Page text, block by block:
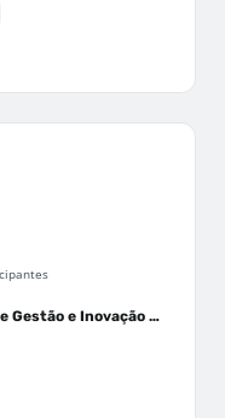
Liga Acadêmica de Gestão e Inovação Médica - LAGIM